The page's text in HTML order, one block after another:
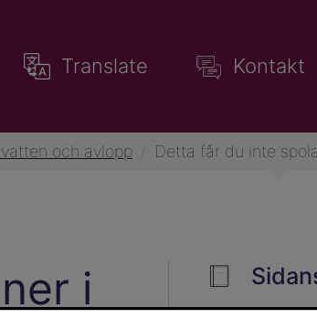
Translate Kontakt
och avlopp Detta får du inte
i